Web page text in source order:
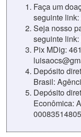
Faça um
seguinte link:
Seja nosso
seguinte link:
Pix MDig:
Depósito
Brasil:
Depósito
Econômica: